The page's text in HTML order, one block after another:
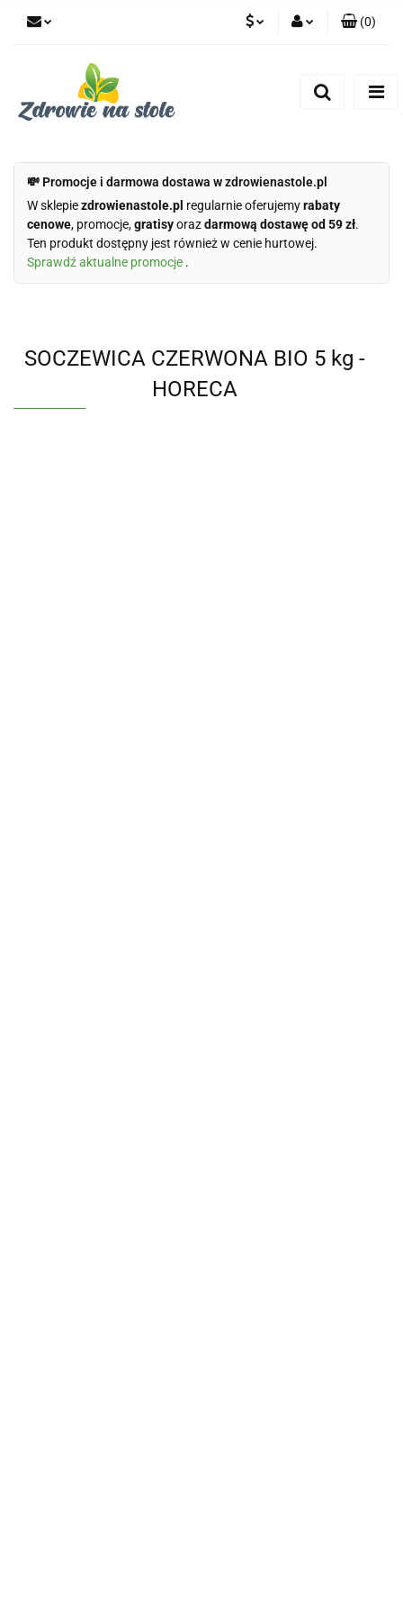
(0)
💸 Promocje i darmowa dostawa w zdrowienastole.pl
W sklepiezdrowienastole.pl regularnie oferujemyrabaty
cenowe, promocje,gratisyorazdarmową dostawę od 59 zł.
Ten produkt dostępny jest również w cenie hurtowej.
Sprawdź aktualne promocje .
SOCZEWICA CZERWONA BIO 5 kg -
HORECA